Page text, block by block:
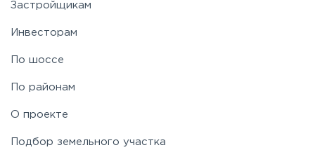
Застройщикам
Инвесторам
По шоссе
По районам
О проекте
Подбор земельного участка